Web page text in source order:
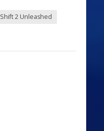
Shift 2 Unleashed